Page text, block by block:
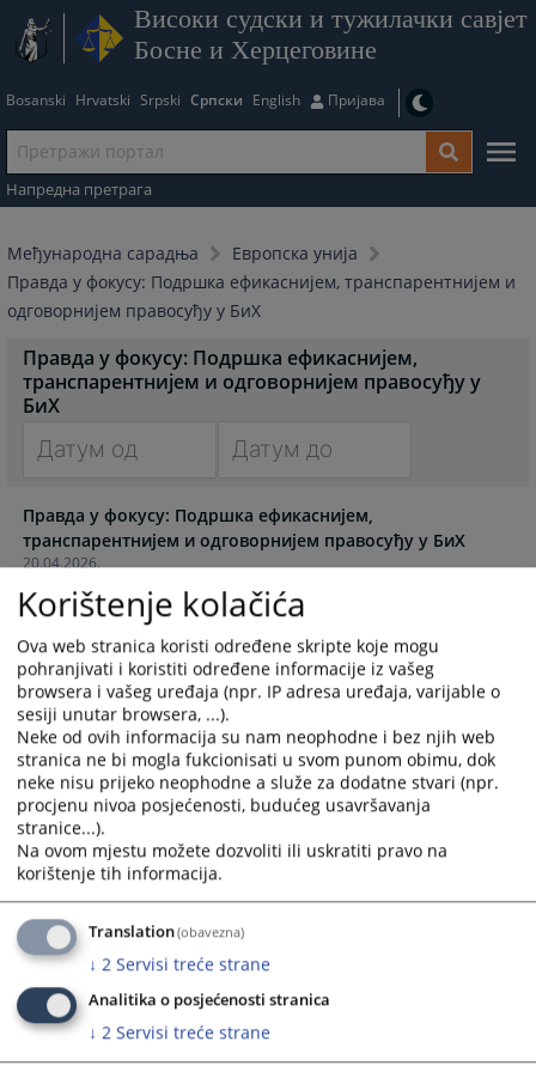
Високи судски и тужилачки савјет
Босне и Херцеговине
Bosanski Hrvatski Srpski Српски English Пријава
Напредна претрага
Међународна сарадња
Европска унија
Правда у фокусу: Подршка ефикаснијем, транспарентнијем и
одговорнијем правосуђу у БиХ
Правда у фокусу: Подршка ефикаснијем,
транспарентнијем и одговорнијем правосуђу у
БиХ
forward
to
interact
with
the
calendar
and
select
a
date.
Press
the
question
mark
key
to
get
the
keyboard
shortcuts
forward
to
interact
with
the
calendar
and
select
a
date.
Press
the
mark
key
to
get
the
keyboard
for
20.04.2026.
Правда у фокусу: Подршка ефикаснијем,
транспарентнијем и одговорнијем правосуђу у БиХ
Korištenje kolačića
Ova web stranica koristi određene skripte koje mogu
pohranjivati i koristiti određene informacije iz vašeg
browsera i vašeg uređaja (npr. IP adresa uređaja, varijable o
sesiji unutar browsera, ...).
Neke od ovih informacija su nam neophodne i bez njih web
stranica ne bi mogla fukcionisati u svom punom obimu, dok
neke nisu prijeko neophodne a služe za dodatne stvari (npr.
procjenu nivoa posjećenosti, budućeg usavršavanja
stranice...).
Na ovom mjestu možete dozvoliti ili uskratiti pravo na
korištenje tih informacija.
Translation(obavezna)
↓ 2 Servisi treće strane
Analitika o posjećenosti stranica
↓ 2 Servisi treće strane